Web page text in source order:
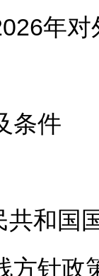
年对
条件
和国国
方针政